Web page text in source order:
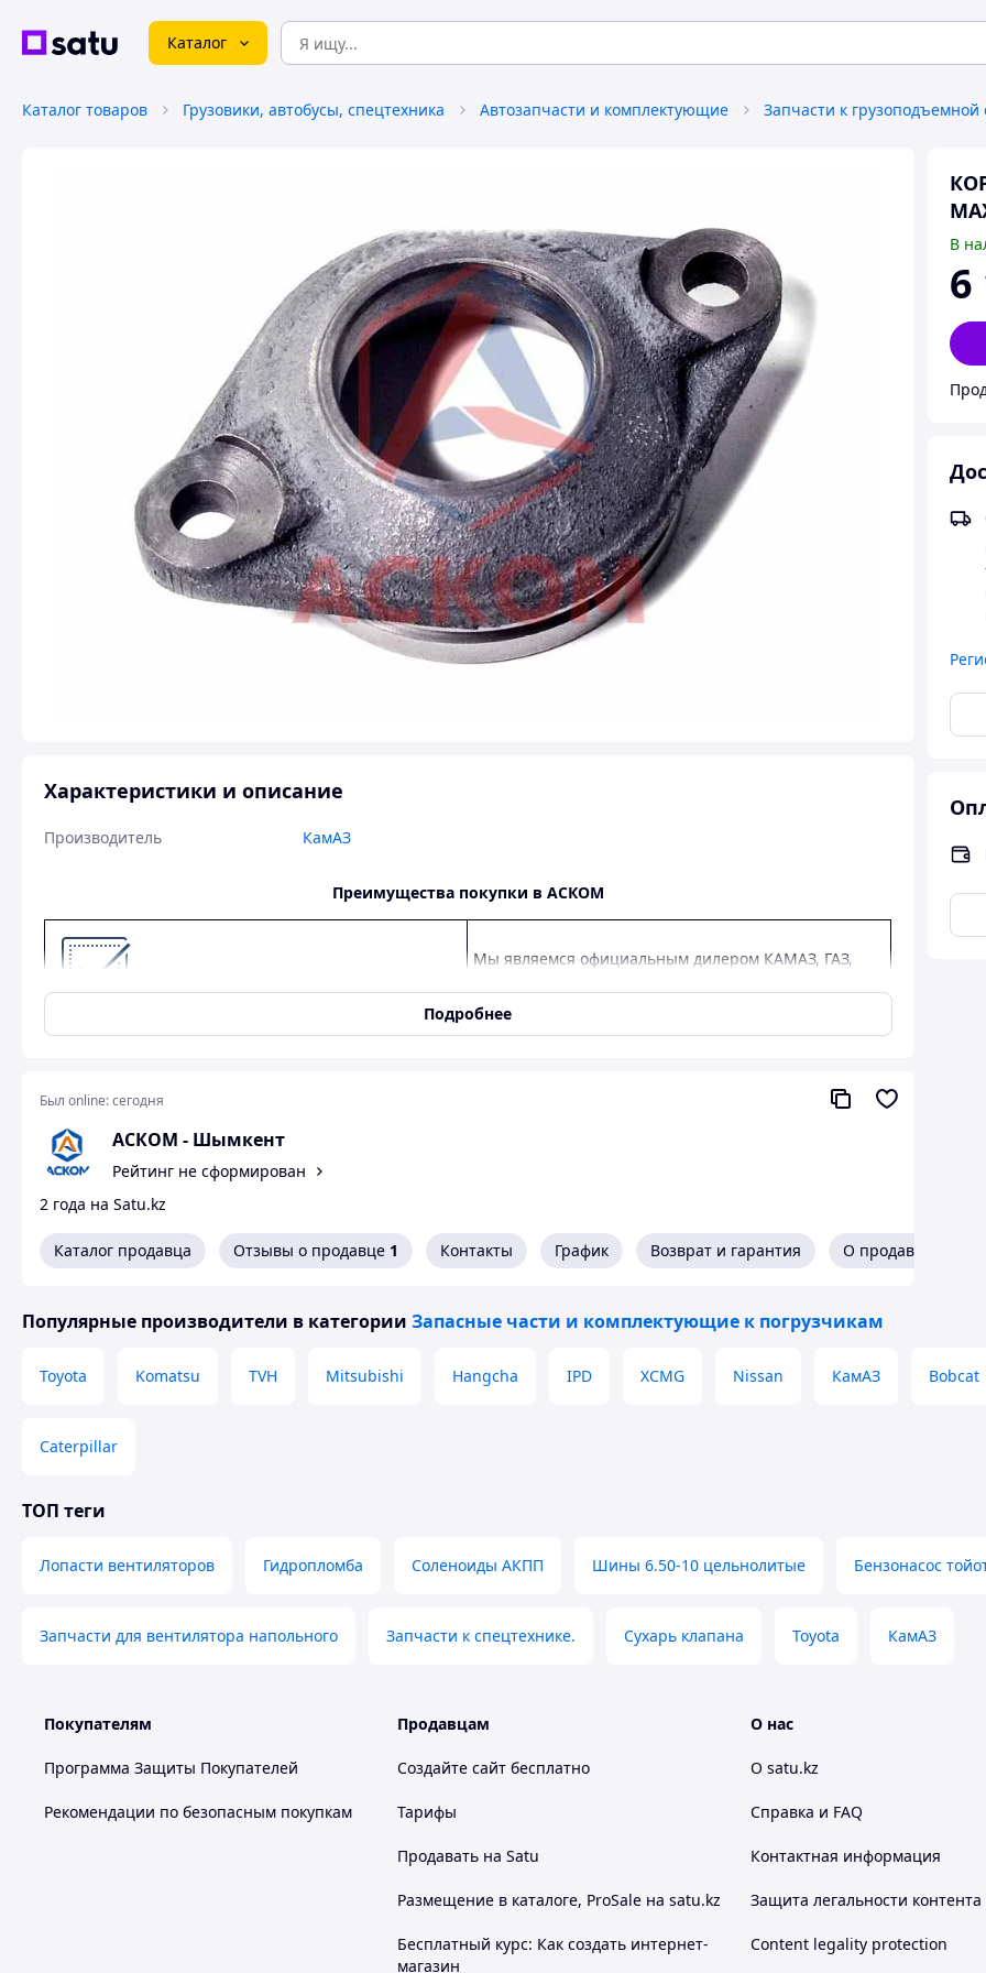
Каталог
Каталог товаров Грузовики, автобусы, спецтехника Автозапчасти и комплектующие
В
6
Характеристики и описание
Производитель КамАЗ
Преимущества покупки в АСКОМ
Мы являемся официальным дилером КАМАЗ, ГАЗ,
Как сделать покупку в нашем магазине
Оформление заказа на сайте или
Подробнее
Был online:сегодня
АСКОМ - Шымкент
Рейтинг не сформирован
2 года на Satu.kz
Каталог продавца Отзывы о продавце 1 Контакты График Возврат и гарантия О продавце
Популярные производители в категории Запасные части и комплектующие к погрузчикам
Toyota Komatsu TVH Mitsubishi Hangcha IPD XCMG Nissan КамАЗ Bobcat
Caterpillar
ТОП теги
Лопасти вентиляторов Гидропломба Соленоиды АКПП Шины 6.50-10 цельнолитые Бензонасос
Запчасти для вентилятора напольного Запчасти к спецтехнике. Сухарь клапана Toyota КамАЗ
Покупателям
Программа Защиты Покупателей
Рекомендации по безопасным покупкам
Продавцам
Создайте сайт бесплатно
Тарифы
Продавать на Satu
Размещение в каталоге, ProSale на satu.kz
Бесплатный курс: Как создать интернет-
магазин
О нас
О satu.kz
Справка и FAQ
Контактная информация
Защита легальности контента
Content legality protection